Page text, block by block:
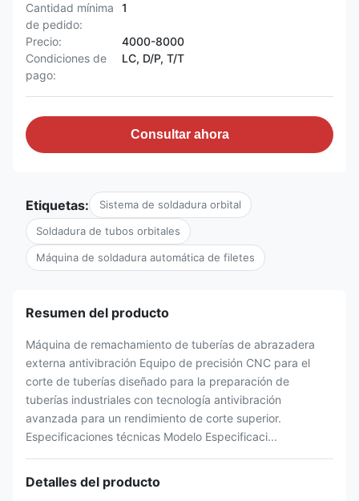
Cantidad mínima
de pedido:
1
Precio:
4000-8000
Condiciones de
pago:
LC, D/P, T/T
Consultar ahora
Etiquetas: Sistema de soldadura orbital
Soldadura de tubos orbitales
Máquina de soldadura automática de filetes
Resumen del producto
Máquina de remachamiento de tuberías de abrazadera
externa antivibración Equipo de precisión CNC para el
corte de tuberías diseñado para la preparación de
tuberías industriales con tecnología antivibración
avanzada para un rendimiento de corte superior.
Especificaciones técnicas Modelo Especificaci...
Detalles del producto